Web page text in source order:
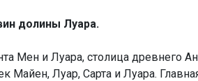
долины Луара.
Мен и Луара, столица древнего
Майен, Луар, Сарта и Луара.